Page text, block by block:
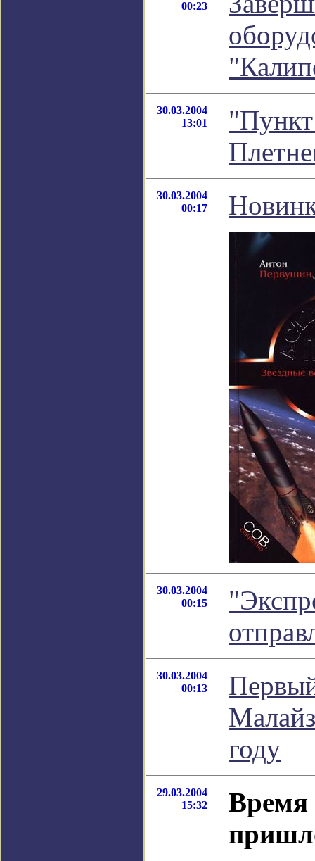
00:23
30.03.2004
13:01
30.03.2004
00:17
30.03.2004
00:15
30.03.2004
00:13
году
29.03.2004
15:32
Время